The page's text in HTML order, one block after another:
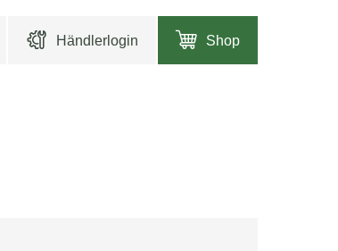
Händlerlogin Shop